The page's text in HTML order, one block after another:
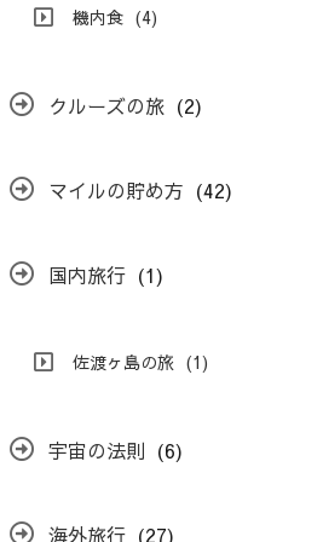
機内食 (4)
クルーズの旅 (2)
マイルの貯め方 (42)
国内旅行 (1)
佐渡ヶ島の旅 (1)
宇宙の法則 (6)
海外旅行 (27)